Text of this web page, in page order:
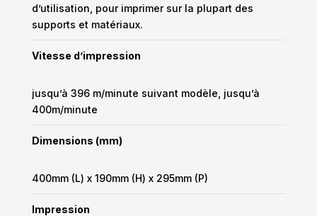
d’utilisation, pour imprimer sur la plupart des
supports et matériaux.
Vitesse d’impression
jusqu’à 396 m/minute suivant modèle, jusqu’à
400m/minute
Dimensions (mm)
400mm (L) x 190mm (H) x 295mm (P)
Impression